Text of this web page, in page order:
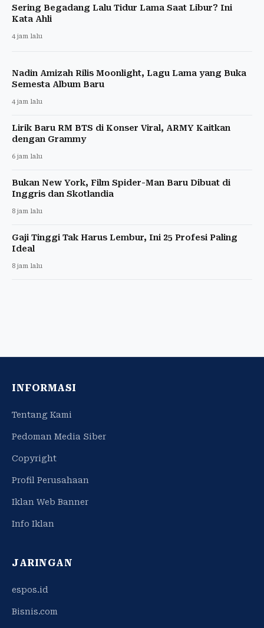
Sering Begadang Lalu Tidur Lama Saat Libur? Ini
Kata Ahli
4 jam lalu
Nadin Amizah Rilis Moonlight, Lagu Lama yang Buka
Semesta Album Baru
4 jam lalu
Lirik Baru RM BTS di Konser Viral, ARMY Kaitkan
dengan Grammy
6 jam lalu
Bukan New York, Film Spider-Man Baru Dibuat di
Inggris dan Skotlandia
8 jam lalu
Gaji Tinggi Tak Harus Lembur, Ini 25 Profesi Paling
Ideal
8 jam lalu
INFORMASI
Tentang Kami
Pedoman Media Siber
Copyright
Profil Perusahaan
Iklan Web Banner
Info Iklan
JARINGAN
espos.id
Bisnis.com